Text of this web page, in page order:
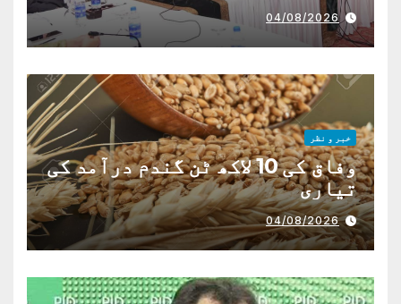
04/08/2026
خبر و نظر
وفاق کی 10 لاکھ ٹن گندم درآمد کی
تیاری
04/08/2026